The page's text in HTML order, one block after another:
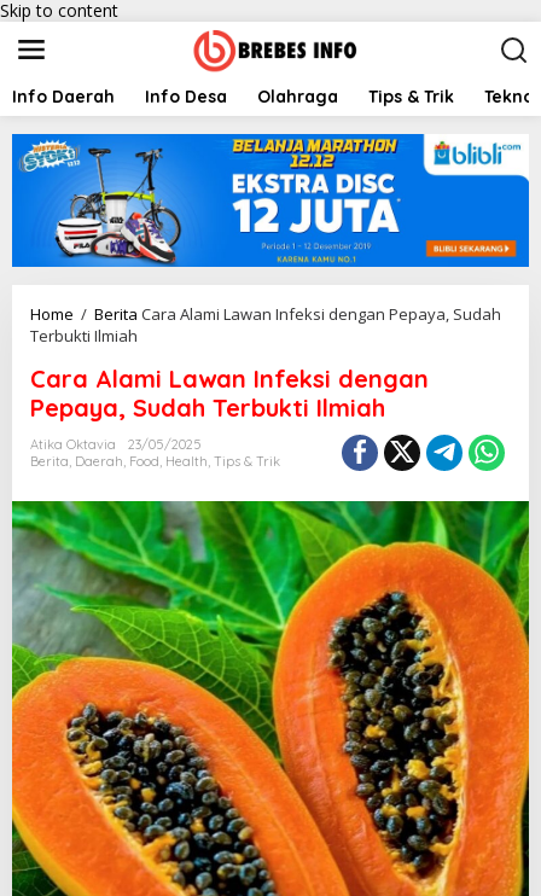
Skip to content
Info Daerah Info Desa Olahraga Tips & Trik
Home / Berita Cara Alami Lawan Infeksi dengan Pepaya, Sudah
Terbukti Ilmiah
Cara Alami Lawan Infeksi dengan
Pepaya, Sudah Terbukti Ilmiah
Atika Oktavia
23/05/2025
Berita, Daerah, Food, Health, Tips & Trik